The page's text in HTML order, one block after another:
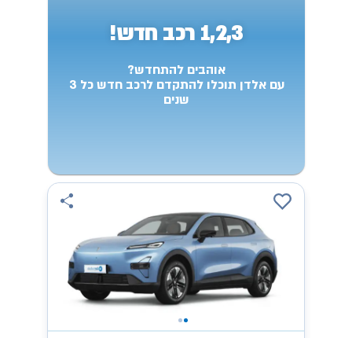
1,2,3 רכב חדש!
אוהבים להתחדש?
עם אלדן תוכלו להתקדם לרכב חדש כל 3
שנים